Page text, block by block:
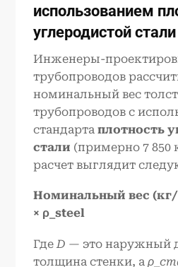
использованием
углеродистой стали
Инженеры-
трубопроводов
номинальный вес
трубопроводов с
стандартаплотность
стали (примерно 7 850
расчет выглядит
Номинальный вес (кг/
× ρ_steel
Где D — это наружный
толщина стенки, а